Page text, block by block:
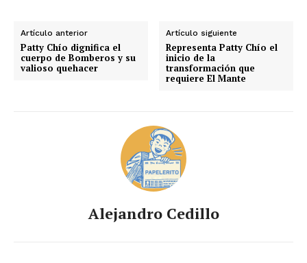
Artículo anterior
Patty Chío dignifica el
cuerpo de Bomberos y su
valioso quehacer
Artículo siguiente
Representa Patty Chío el
inicio de la
transformación que
requiere El Mante
Alejandro Cedillo